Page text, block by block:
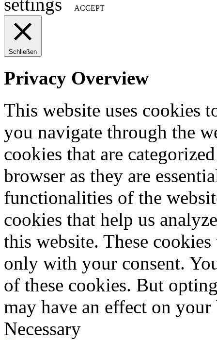
ACCEPT
Schließen
Privacy Overview
This website uses cookies
you navigate through the
cookies that are
browser as they are
functionalities of the
cookies that help us
this website. These
only with your consent.
of these cookies. But
may have an effect on
Necessary